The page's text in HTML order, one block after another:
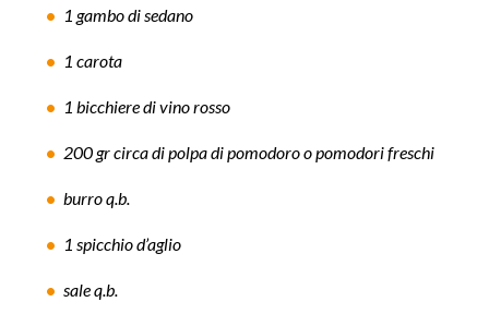
1 gambo di sedano
1 carota
1 bicchiere di vino rosso
200 gr circa di polpa di pomodoro o pomodori freschi
burro q.b.
1 spicchio d’aglio
sale q.b.